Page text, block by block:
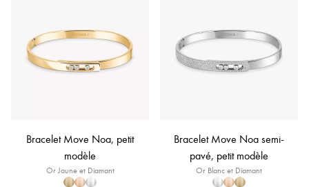
Bracelet Move Noa, petit
modèle
Or Jaune et Diamant
Bracelet Move Noa semi-
pavé, petit modèle
Or Blanc et Diamant